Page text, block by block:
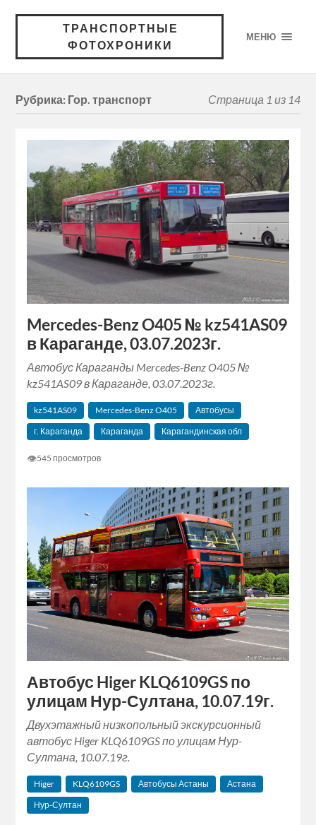
ТРАНСПОРТНЫЕ
ФОТОХРОНИКИ
МЕНЮ
Рубрика: Гор. транспорт Страница 1 из 14
Mercedes-Benz O405 № kz541AS09
в Караганде, 03.07.2023г.
Автобус Караганды Mercedes-Benz O405 №
kz541AS09 в Караганде, 03.07.2023г.
kz541AS09 Mercedes-Benz O405
Автобусы
г. Караганда
Караганда Карагандинская обл
👁545 просмотров
Автобус Higer KLQ6109GS по
улицам Нур-Султана, 10.07.19г.
Двухэтажный низкопольный экскурсионный
автобус Higer KLQ6109GS по улицам Нур-
Султана, 10.07.19г.
Higer KLQ6109GS Автобусы Астаны
Астана
Нур-Султан